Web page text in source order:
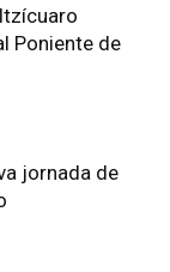
Poniente de
jornada de